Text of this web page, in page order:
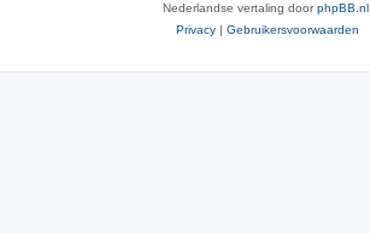
Nederlandse vertaling doorphpBB.nl
Privacy | Gebruikersvoorwaarden